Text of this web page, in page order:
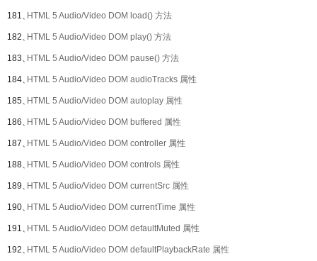
181、HTML 5 Audio/Video DOM load() 方法
182、HTML 5 Audio/Video DOM play() 方法
183、HTML 5 Audio/Video DOM pause() 方法
184、HTML 5 Audio/Video DOM audioTracks 属性
185、HTML 5 Audio/Video DOM autoplay 属性
186、HTML 5 Audio/Video DOM buffered 属性
187、HTML 5 Audio/Video DOM controller 属性
188、HTML 5 Audio/Video DOM controls 属性
189、HTML 5 Audio/Video DOM currentSrc 属性
190、HTML 5 Audio/Video DOM currentTime 属性
191、HTML 5 Audio/Video DOM defaultMuted 属性
192、HTML 5 Audio/Video DOM defaultPlaybackRate 属性